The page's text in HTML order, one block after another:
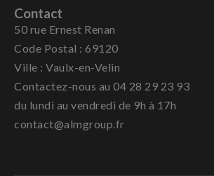
Contact
50 rue Ernest Renan
Code Postal : 69120
Ville : Vaulx-en-Velin
Contactez-nous au 04 28 29 23 93
du lundi au vendredi de 9h à 17h
contact@almgroup.fr